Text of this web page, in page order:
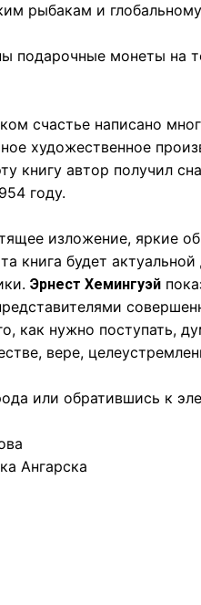
рыбакам и
подарочные монеты на
счастье написано
художественное
книгу автор получил
году.
изложение, яркие
книга будет
Эрнест Хемингуэй
как нужно поступать,
вере,
или обратившись к
Ангарска